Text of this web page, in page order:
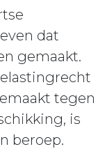
dat
gemaakt.
tegen
is
beroep.